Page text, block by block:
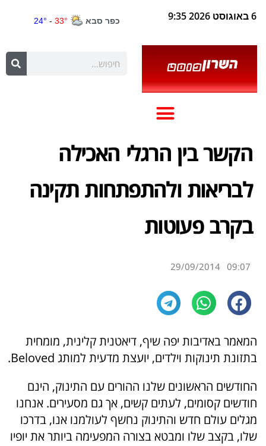
6 באוגוסט 2026 9:35
הקשר בין הרגלי האכילה
לבריאות ולהתפתחות תקינה
בקרב פעוטות
09:07
29/09/2014
המאמר באדיבות יפה שיף, דיאטנית קלינית, מומחית
בתזונת תינוקות וילדים, יועצת מדעית למותג Beloved.
החודשים הראשונים שלנו ההורים עם התינוק, הינם
חודשים קסומים, לעתים קשים, אך גם מסעירים. אנחנו
מגלים עולם חדש והתינוק נחשף לעולמנו אנו, בדרכו
שלו, בקצב שלו ומבטא בצורה המפעימה ביותר את יופיו